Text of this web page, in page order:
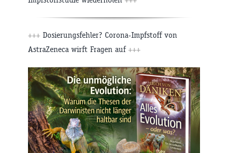
+++ Dosierungsfehler? Corona-Impfstoff von
AstraZeneca wirft Fragen auf +++